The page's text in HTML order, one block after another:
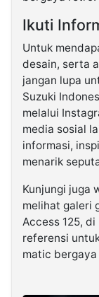
Ikuti
Untuk
desain, serta
jangan lupa
Suzuki
melalui
media sosial
informasi,
menarik
Kunjungi juga
melihat galeri
Access 125,
referensi
matic